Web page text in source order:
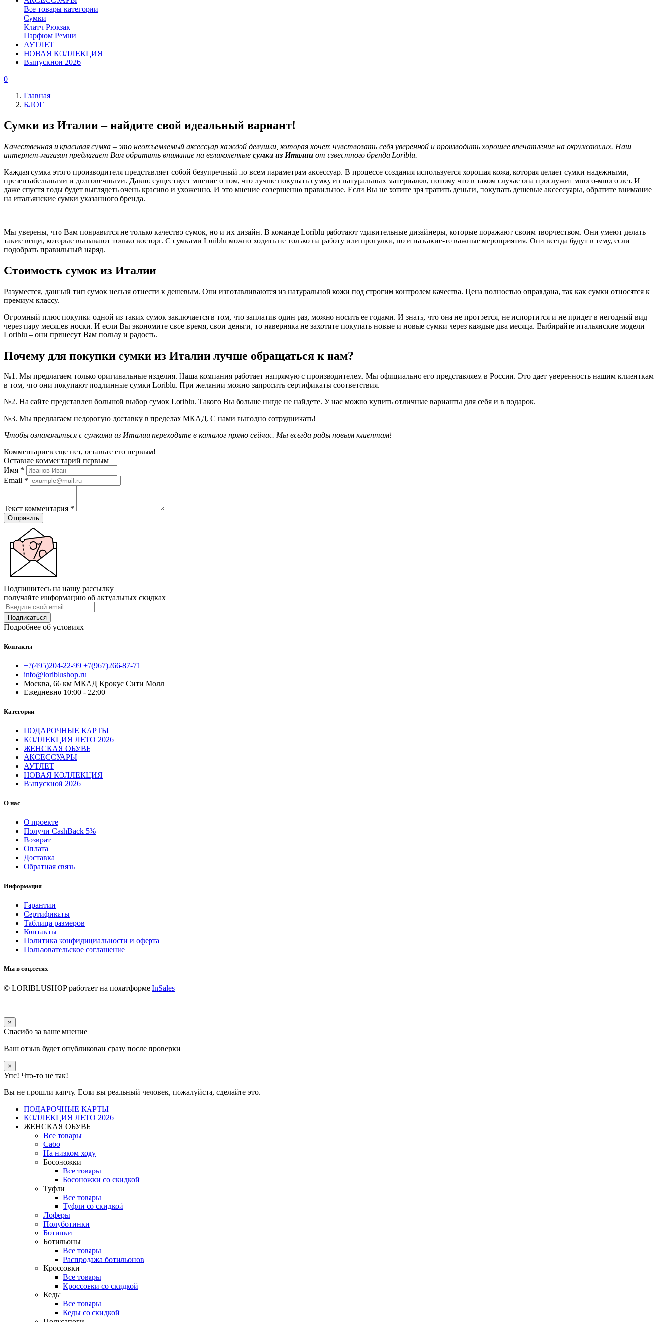
Все товары категории
Сумки
Клатч Рюкзак
Парфюм Ремни
АУТЛЕТ
НОВАЯ КОЛЛЕКЦИЯ
Выпускной 2026
0
Главная
БЛОГ
Сумки из Италии – найдите свой идеальный вариант!
Качественная и красивая сумка – это неотъемлемый аксессуар каждой девушки, которая хочет чувствовать себя уверенной и производить хорошее впечатление на окружающих. Наш
интернет-магазин предлагает Вам обратить внимание на великолепные сумки из Италии от известного бренда Loriblu.
Каждая сумка этого производителя представляет собой безупречный по всем параметрам аксессуар. В процессе создания используется хорошая кожа, которая делает сумки надежными,
презентабельными и долговечными. Давно существует мнение о том, что лучше покупать сумку из натуральных материалов, потому что в таком случае она прослужит много-много лет. И
даже спустя годы будет выглядеть очень красиво и ухоженно. И это мнение совершенно правильное. Если Вы не хотите зря тратить деньги, покупать дешевые аксессуары, обратите внимание
на итальянские сумки указанного бренда.
Мы уверены, что Вам понравится не только качество сумок, но и их дизайн. В команде Loriblu работают удивительные дизайнеры, которые поражают своим творчеством. Они умеют делать
такие вещи, которые вызывают только восторг. С сумками Loriblu можно ходить не только на работу или прогулки, но и на какие-то важные мероприятия. Они всегда будут в тему, если
подобрать правильный наряд.
Стоимость сумок из Италии
Разумеется, данный тип сумок нельзя отнести к дешевым. Они изготавливаются из натуральной кожи под строгим контролем качества. Цена полностью оправдана, так как сумки относятся к
премиум классу.
Огромный плюс покупки одной из таких сумок заключается в том, что заплатив один раз, можно носить ее годами. И знать, что она не протрется, не испортится и не придет в негодный вид
через пару месяцев носки. И если Вы экономите свое время, свои деньги, то наверняка не захотите покупать новые и новые сумки через каждые два месяца. Выбирайте итальянские модели
Loriblu – они принесут Вам пользу и радость.
Почему для покупки сумки из Италии лучше обращаться к нам?
№1. Мы предлагаем только оригинальные изделия. Наша компания работает напрямую с производителем. Мы официально его представляем в России. Это дает уверенность нашим клиенткам
в том, что они покупают подлинные сумки Loriblu. При желании можно запросить сертификаты соответствия.
№2. На сайте представлен большой выбор сумок Loriblu. Такого Вы больше нигде не найдете. У нас можно купить отличные варианты для себя и в подарок.
№3. Мы предлагаем недорогую доставку в пределах МКАД. С нами выгодно сотрудничать!
Чтобы ознакомиться с сумками из Италии переходите в каталог прямо сейчас. Мы всегда рады новым клиентам!
Комментариев еще нет, оставьте его первым!
Оставьте комментарий первым
Имя *
Email *
Текст комментария *
Отправить
Подпишитесь на нашу рассылку
получайте информацию об актуальных скидках
Подписаться
Подробнее об условиях
Контакты
+7(495)204-22-99 +7(967)266-87-71
info@loriblushop.ru
Москва, 66 км МКАД Крокус Сити Молл
Ежедневно 10:00 - 22:00
Категории
ПОДАРОЧНЫЕ КАРТЫ
КОЛЛЕКЦИЯ ЛЕТО 2026
ЖЕНСКАЯ ОБУВЬ
АКСЕССУАРЫ
АУТЛЕТ
НОВАЯ КОЛЛЕКЦИЯ
Выпускной 2026
О нас
О проекте
Получи CashBack 5%
Возврат
Оплата
Доставка
Обратная связь
Информация
Гарантии
Сертификаты
Таблица размеров
Контакты
Политика конфидициальности и оферта
Пользовательское соглашение
Мы в соц.сетях
© LORIBLUSHOPработает на полатформе InSales
×
Спасибо за ваше мнение
Ваш отзыв будет опубликован сразу после проверки
×
Упс! Что-то не так!
Вы не прошли капчу. Если вы реальный человек, пожалуйста, сделайте это.
ПОДАРОЧНЫЕ КАРТЫ
КОЛЛЕКЦИЯ ЛЕТО 2026
ЖЕНСКАЯ ОБУВЬ
Все товары
Сабо
На низком ходу
Босоножки
Все товары
Босоножки со скидкой
Туфли
Все товары
Туфли со скидкой
Лоферы
Полуботинки
Ботинки
Ботильоны
Все товары
Распродажа ботильонов
Кроссовки
Все товары
Кроссовки со скидкой
Кеды
Все товары
Кеды со скидкой